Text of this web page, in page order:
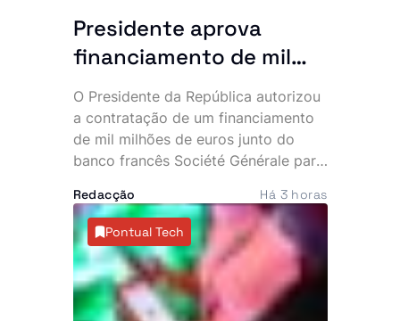
Presidente aprova
financiamento de mil
milhões de euros de
banco francês
O Presidente da República autorizou
a contratação de um financiamento
de mil milhões de euros junto do
banco francês Société Générale para
estratégicos do Programa de
Investimento Público (PIP). A decisão
abre caminho para um vasto pacote
de investimentos em infra-estruturas,
abastecimento de água, obras
públicas e equipamentos desportivos
Redacção Há 3 horas
Pontual Tech